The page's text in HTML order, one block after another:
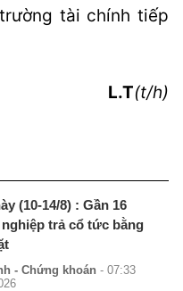
tài chính tiếp
L.T(t/h)
(10-14/8) : Gần 16
trả cổ tức bằng
- Chứng khoán - 07:33